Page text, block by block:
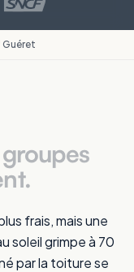
frais, mais une
soleil grimpe à 70
par la toiture se